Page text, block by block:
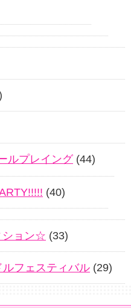
ルプレイング(44)
(40)
ション☆ (33)
フェスティバル (29)